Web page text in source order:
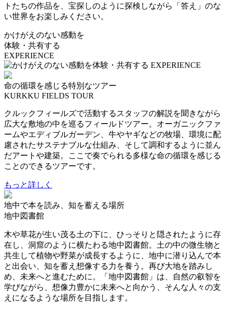
トたちの作品を、宝探しのように探検しながら「答え」のな
い世界をお楽しみください。
かけがえのない感動を
体験・共有する
EXPERIENCE
命の循環を感じる特別なツアー
KURKKU FIELDS TOUR
クルックフィールズで活動するスタッフの解説を聞きながら
広大な敷地の中を巡るフィールドツアー。オーガニックファ
ームやエディブルガーデン、牛やヤギなどの牧場、環境に配
慮されたサステナブルな仕組み、そして調和するように並ん
だアートや建築。ここで奏でられる多様な命の循環を感じる
ことのできるツアーです。
もっと詳しく
地中で本を読み、知を蓄える場所
地中図書館
木や草花が生い茂る土の下に、ひっそりと隠されたように存
在し、洞窟のように横たわる地中図書館。土の中の微生物と
共生して植物や野菜が成長するように、地中に潜り込んで本
と出会い、知を蓄え想像する力を養う。再び大地を踏みし
め、未来へと進むために。「地中図書館」は、自然の叡智を
学びながら、想像力豊かに未来へと向かう、そんな人々の支
えになるような場所を目指します。